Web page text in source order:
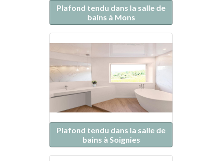
Plafond tendu dans la salle de
bains à Mons
Plafond tendu dans la salle de
bains à Soignies